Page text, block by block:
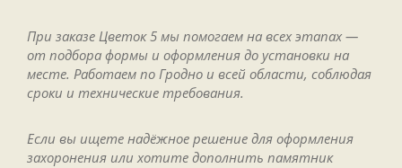
При заказе Цветок 5 мы помогаем на всех этапах —
от подбора формы и оформления до установки на
месте. Работаем по Гродно и всей области, соблюдая
сроки и технические требования.
Если вы ищете надёжное решение для оформления
захоронения или хотите дополнить памятник